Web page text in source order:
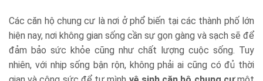
Các căn hộ chung cư là nơi ở phổ biến tại các thành phố lớn
hiện nay, nơi không gian sống cần sự gọn gàng và sạch sẽ để
đảm bảo sức khỏe cũng như chất lượng cuộc sống. Tuy
nhiên, với nhịp sống bận rộn, không phải ai cũng có đủ thời